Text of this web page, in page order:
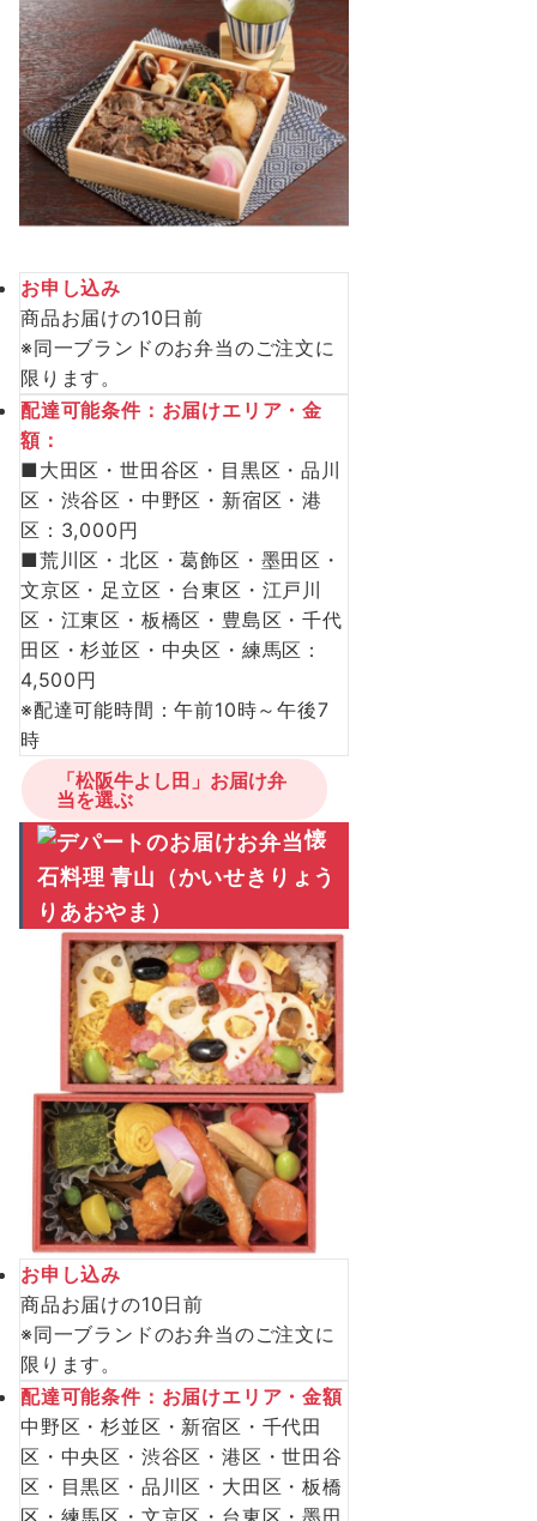
お申し込み
商品お届けの10日前
※同一ブランドのお弁当のご注文に
限ります。
配達可能条件：お届けエリア・金
額：
■大田区・世田谷区・目黒区・品川
区・渋谷区・中野区・新宿区・港
区：3,000円
■荒川区・北区・葛飾区・墨田区・
文京区・足立区・台東区・江戸川
区・江東区・板橋区・豊島区・千代
田区・杉並区・中央区・練馬区：
4,500円
※配達可能時間：午前10時～午後7
時
「松阪牛よし田」お届け弁
当を選ぶ
懐
石料理 青山（かいせきりょう
りあおやま）
お申し込み
商品お届けの10日前
※同一ブランドのお弁当のご注文に
限ります。
配達可能条件：お届けエリア・金額
中野区・杉並区・新宿区・千代田
区・中央区・渋谷区・港区・世田谷
区・目黒区・品川区・大田区・板橋
区・練馬区・文京区・台東区・墨田